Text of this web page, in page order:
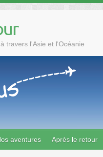
travers l'Asie et l'Océanie
aventures Après le retour